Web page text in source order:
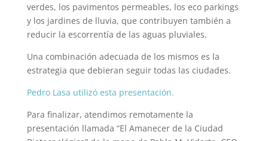
verdes, los pavimentos permeables, los eco parkings
y los jardines de lluvia, que contribuyen también a
reducir la escorrentía de las aguas pluviales.
Una combinación adecuada de los mismos es la
estrategia que debieran seguir todas las ciudades.
Pedro Lasa utilizó esta presentación.
Para finalizar, atendimos remotamente la
presentación llamada “El Amanecer de la Ciudad